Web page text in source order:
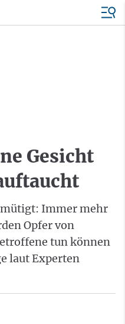
Gesicht
Immer mehr
Opfer von
tun können
laut Experten